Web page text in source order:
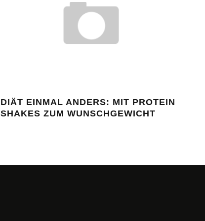
DIÄT EINMAL ANDERS: MIT PROTEIN
SHAKES ZUM WUNSCHGEWICHT